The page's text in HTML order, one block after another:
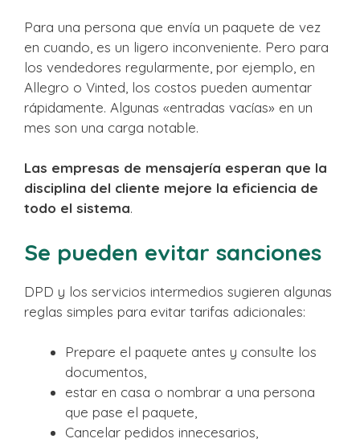
Para una persona que envía un paquete de vez
en cuando, es un ligero inconveniente. Pero para
los vendedores regularmente, por ejemplo, en
Allegro o Vinted, los costos pueden aumentar
rápidamente. Algunas «entradas vacías» en un
mes son una carga notable.
Las empresas de mensajería esperan que la
disciplina del cliente mejore la eficiencia de
todo el sistema.
Se pueden evitar sanciones
DPD y los servicios intermedios sugieren algunas
reglas simples para evitar tarifas adicionales:
Prepare el paquete antes y consulte los
documentos,
estar en casa o nombrar a una persona
que pase el paquete,
Cancelar pedidos innecesarios,